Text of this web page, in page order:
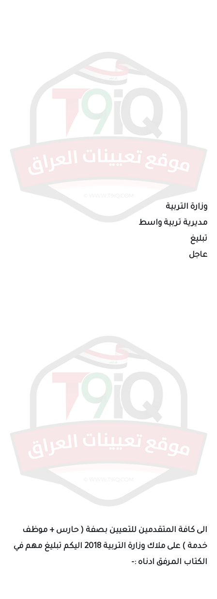
وزارة التربية
مديرية تربية واسط
تبليغ
عاجل
الى كافة المتقدمين للتعيين بصفة ( حارس + موظف
خدمة ) على ملاك وزارة التربية 2018 اليكم تبليغ مهم في
الكتاب المرفق ادناه :-